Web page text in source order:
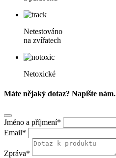
Netestováno
na zvířatech
Netoxické
Máte nějaký dotaz? Napište nám.
Jméno a příjmení*
Email*
Zpráva*